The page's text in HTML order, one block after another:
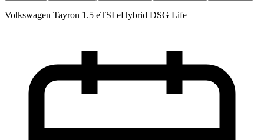
Volkswagen Tayron 1.5 eTSI eHybrid DSG Life